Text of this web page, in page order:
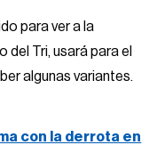
para ver a la
del Tri, usará para el
algunas variantes.
con la derrota en